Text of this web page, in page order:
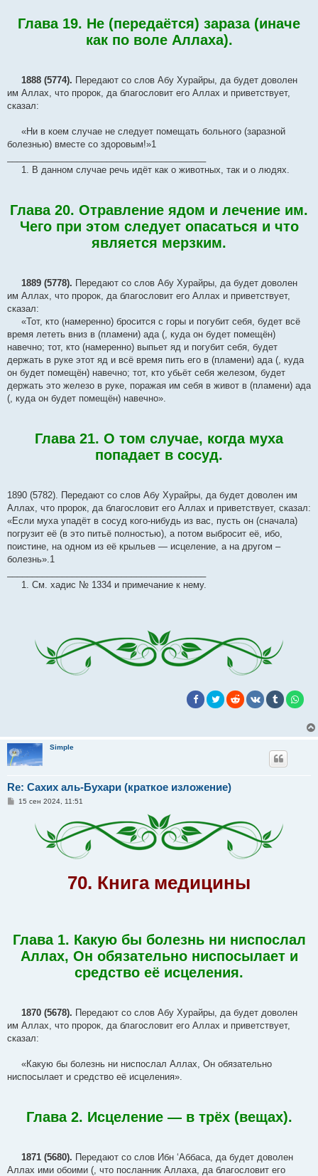
Глава 19. Не (передаётся) зараза (иначе
как по воле Аллаха).
1888 (5774). Передают со слов Абу Хурайры, да будет доволен
им Аллах, что пророк, да благословит его Аллах и приветствует,
сказал:
«Ни в коем случае не следует помещать больного (заразной
болезнью) вместе со здоровым!»1
1. В данном случае речь идёт как о животных, так и о людях.
Глава 20. Отравление ядом и лечение им.
Чего при этом следует опасаться и что
является мерзким.
1889 (5778). Передают со слов Абу Хурайры, да будет доволен
им Аллах, что пророк, да благословит его Аллах и приветствует,
сказал:
«Тот, кто (намеренно) бросится с горы и погубит себя, будет всё
время лететь вниз в (пламени) ада (, куда он будет помещён)
навечно; тот, кто (намеренно) выпьет яд и погубит себя, будет
держать в руке этот яд и всё время пить его в (пламени) ада (, куда
он будет помещён) навечно; тот, кто убьёт себя железом, будет
держать это железо в руке, поражая им себя в живот в (пламени) ада
(, куда он будет помещён) навечно».
Глава 21. О том случае, когда муха
попадает в сосуд.
1890 (5782). Передают со слов Абу Хурайры, да будет доволен им
Аллах, что пророк, да благословит его Аллах и приветствует, сказал:
«Если муха упадёт в сосуд кого-нибудь из вас, пусть он (сначала)
погрузит её (в это питьё полностью), а потом выбросит её, ибо,
поистине, на одном из её крыльев — исцеление, а на другом –
болезнь».1
1. См. хадис № 1334 и примечание к нему.
Simple
Re: Сахих аль-Бухари (краткое изложение)
С15 сен 2024, 11:51
70. Книга медицины
Глава 1. Какую бы болезнь ни ниспослал
Аллах, Он обязательно ниспосылает и
средство её исцеления.
1870 (5678). Передают со слов Абу Хурайры, да будет доволен
им Аллах, что пророк, да благословит его Аллах и приветствует,
сказал:
«Какую бы болезнь ни ниспослал Аллах, Он обязательно
ниспосылает и средство её исцеления».
Глава 2. Исцеление — в трёх (вещах).
1871 (5680). Передают со слов Ибн ‘Аббаса, да будет доволен
Аллах ими обоими (, что посланник Аллаха, да благословит его